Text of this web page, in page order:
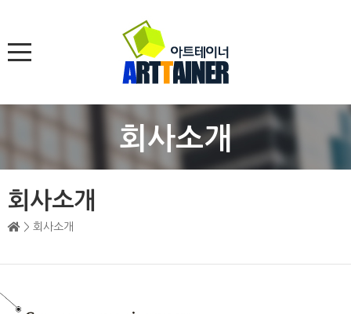
회사소개
회사소개
> 회사소개